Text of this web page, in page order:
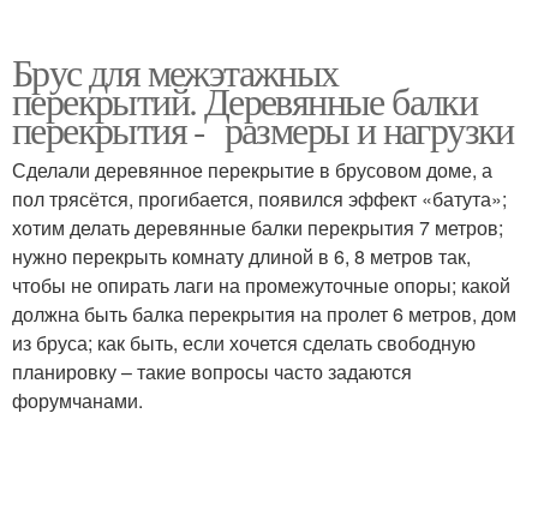
Брус для межэтажных
перекрытий. Деревянные балки
перекрытия - размеры и нагрузки
Сделали деревянное перекрытие в брусовом доме, а
пол трясётся, прогибается, появился эффект «батута»;
хотим делать деревянные балки перекрытия 7 метров;
нужно перекрыть комнату длиной в 6, 8 метров так,
чтобы не опирать лаги на промежуточные опоры; какой
должна быть балка перекрытия на пролет 6 метров, дом
из бруса; как быть, если хочется сделать свободную
планировку – такие вопросы часто задаются
форумчанами.